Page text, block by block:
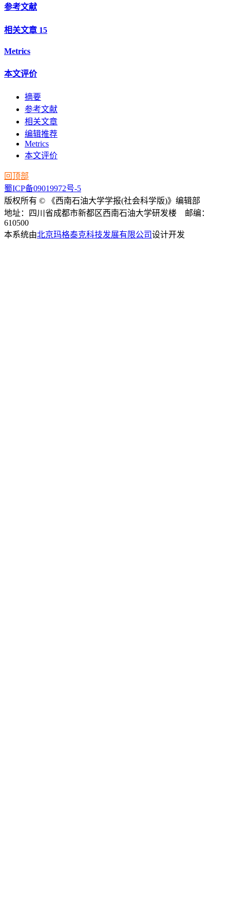
参考文献
相关文章 15
Metrics
本文评价
摘要
参考文献
相关文章
编辑推荐
Metrics
本文评价
回顶部
蜀ICP备09019972号-5
版权所有 © 《西南石油大学学报(社会科学版)》编辑部
地址：四川省成都市新都区西南石油大学研发楼 邮编：
610500
本系统由北京玛格泰克科技发展有限公司设计开发